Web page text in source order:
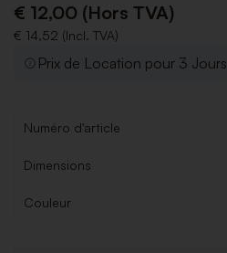
€ 12,00 (Hors TVA)
€ 14,52 (Incl. TVA)
Prix de Location pour 3 Jours
Numéro d'article
Dimensions
Couleur